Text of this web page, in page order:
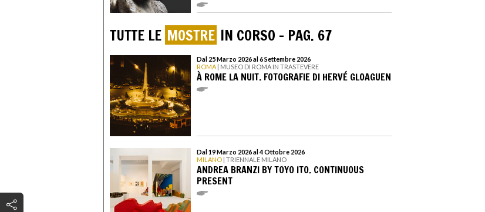
TUTTE LE MOSTRE IN CORSO - PAG. 67
Dal 25 Marzo 2026 al 6 Settembre 2026
ROMA | MUSEO DI ROMA IN TRASTEVERE
À ROME LA NUIT. FOTOGRAFIE DI HERVÉ GLOAGUEN
Dal 19 Marzo 2026 al 4 Ottobre 2026
MILANO | TRIENNALE MILANO
ANDREA BRANZI BY TOYO ITO. CONTINUOUS
PRESENT